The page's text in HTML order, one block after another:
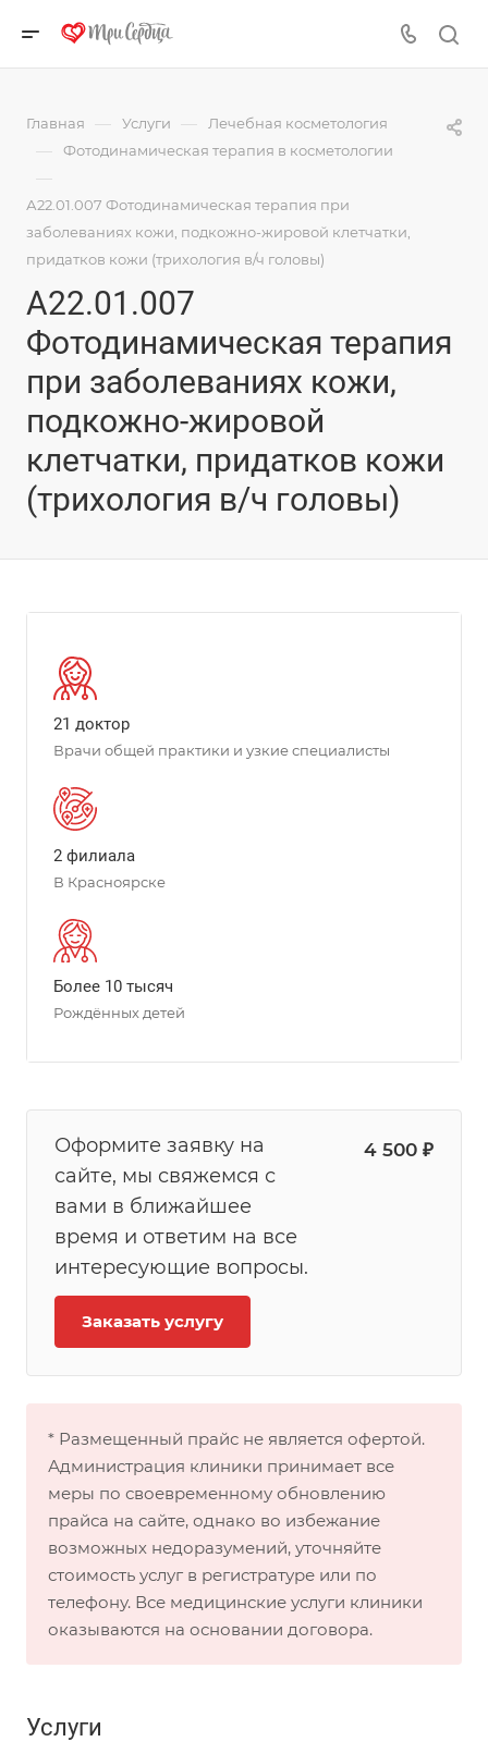
Главная — Услуги — Лечебная косметология
— Фотодинамическая терапия в косметологии
—
А22.01.007 Фотодинамическая терапия при
заболеваниях кожи, подкожно-жировой клетчатки,
придатков кожи (трихология в/ч головы)
А22.01.007
Фотодинамическая терапия
при заболеваниях кожи,
подкожно-жировой
клетчатки, придатков кожи
(трихология в/ч головы)
21 доктор
Врачи общей практики и узкие специалисты
2 филиала
В Красноярске
Более 10 тысяч
Рождённых детей
Оформите заявку на
сайте, мы свяжемся с
вами в ближайшее
время и ответим на все
интересующие вопросы.
4 500 ₽
Заказать услугу
* Размещенный прайс не является офертой.
Администрация клиники принимает все
меры по своевременному обновлению
прайса на сайте, однако во избежание
возможных недоразумений, уточняйте
стоимость услуг в регистратуре или по
телефону. Все медицинские услуги клиники
оказываются на основании договора.
Услуги